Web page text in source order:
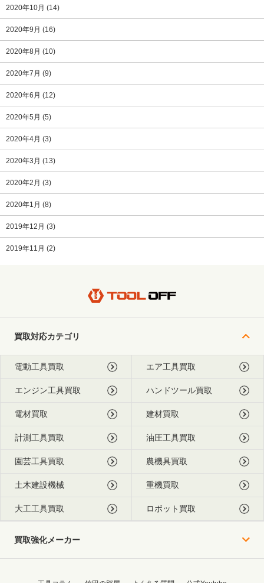
2020年10月 (14)
2020年9月 (16)
2020年8月 (10)
2020年7月 (9)
2020年6月 (12)
2020年5月 (5)
2020年4月 (3)
2020年3月 (13)
2020年2月 (3)
2020年1月 (8)
2019年12月 (3)
2019年11月 (2)
買取対応カテゴリ
電動工具買取 エア工具買取
エンジン工具買取 ハンドツール買取
電材買取 建材買取
計測工具買取 油圧工具買取
園芸工具買取 農機具買取
土木建設機械 重機買取
大工工具買取 ロボット買取
買取強化メーカー